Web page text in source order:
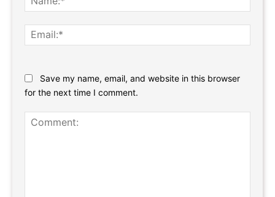
Save my name, email, and website in this browser
for the next time I comment.